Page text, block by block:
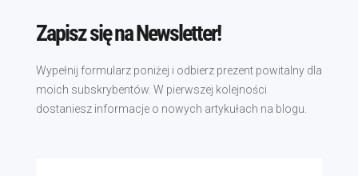
Zapisz się na Newsletter!
Wypełnij formularz poniżej i odbierz prezent powitalny dla
moich subskrybentów. W pierwszej kolejności
dostaniesz informacje o nowych artykułach na blogu.